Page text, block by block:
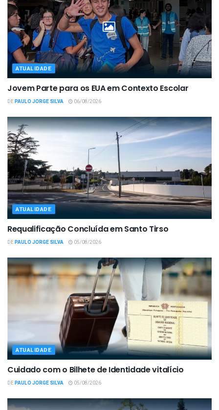
ATUALIDADE
Jovem Parte para os EUA em Contexto Escolar
DEPAULO JORGE SILVA 06/08/2026
ATUALIDADE
Requalificação Concluída em Santo Tirso
DEPAULO JORGE SILVA 05/08/2026
ATUALIDADE
Cuidado com o Bilhete de Identidade vitalício
DEPAULO JORGE SILVA 05/08/2026